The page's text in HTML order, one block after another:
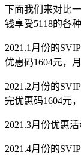
下面我们来对比
钱享受5118的各
2021.1月份的
优惠码1604元，
2021.2月份的
完优惠码1604元
2021.3月份优惠
2021.4月份的